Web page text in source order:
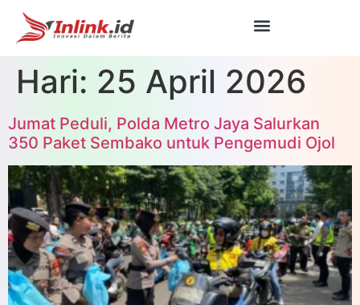
Hari: 25 April 2026
Jumat Peduli, Polda Metro Jaya Salurkan
350 Paket Sembako untuk Pengemudi Ojol